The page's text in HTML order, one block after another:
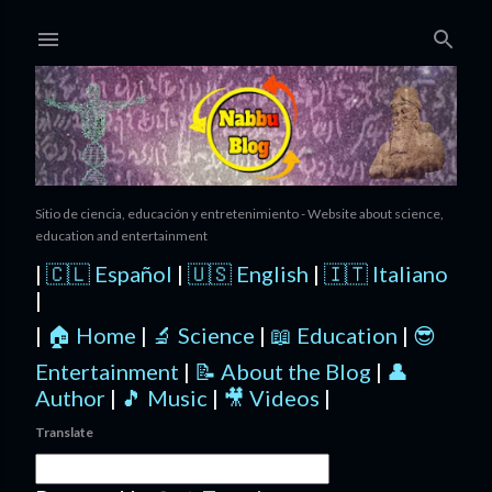
Sitio de ciencia, educación y entretenimiento - Website about science,
education and entertainment
| 🇨🇱 Español | 🇺🇸 English | 🇮🇹 Italiano
|
| 🏠 Home | 🔬 Science | 📖 Education | 😎
Entertainment | 📝 About the Blog | 👤
Author | 🎵 Music | 🎥 Videos |
Translate